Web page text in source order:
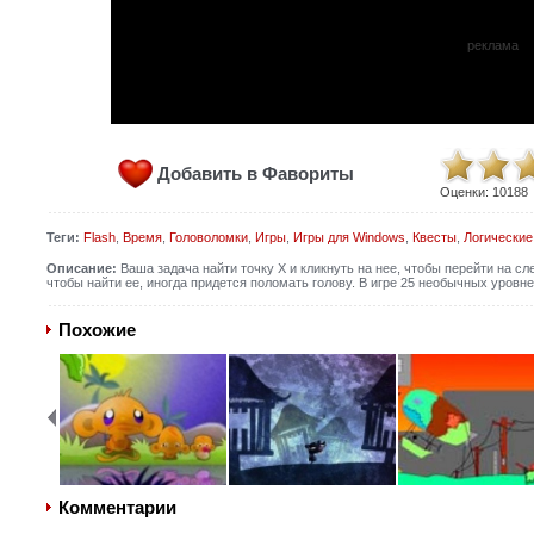
реклама
Добавить в Фавориты
Оценки: 10188
Теги: Flash, Время, Головоломки, Игры, Игры для Windows Квесты, Логические
Описание: Ваша задача найти точку Х и кликнуть на нее, чтобы перейти на
чтобы найти ее, иногда придется поломать голову. В игре 25 необычных
Похожие
Комментарии